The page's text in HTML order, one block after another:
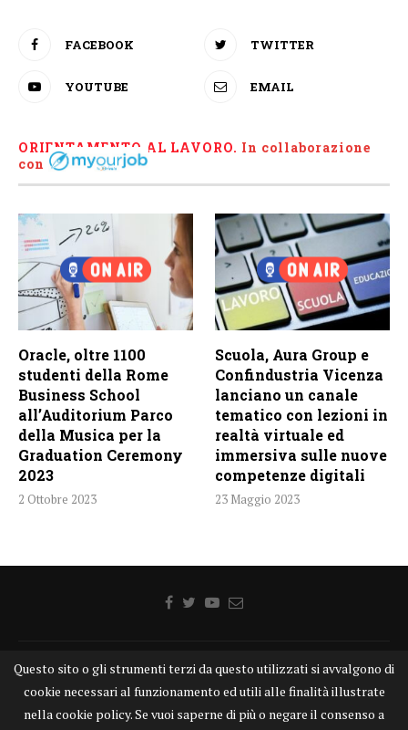
FACEBOOK TWITTER
YOUTUBE EMAIL
ORIENTAMENTO AL LAVORO. In collaborazione
con
Oracle, oltre 1100
studenti della Rome
Business School
all’Auditorium Parco
della Musica per la
Graduation Ceremony
2023
2 Ottobre 2023
Scuola, Aura Group e
Confindustria Vicenza
lanciano un canale
tematico con lezioni in
realtà virtuale ed
immersiva sulle nuove
competenze digitali
23 Maggio 2023
Home Chi siamo Disclaimer Cookie Contatti
Privacy Policy KONGTV
KONGnews ©KONG Comunicazione s.r.l. - P.IVA: 15049871005
Questo sito o gli strumenti terzi da questo utilizzati si avvalgono di
cookie necessari al funzionamento ed utili alle finalità illustrate
nella cookie policy. Se vuoi saperne di più o negare il consenso a